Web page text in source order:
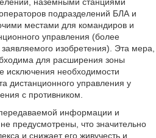
подразделений БЛА и
местами для командиров и
управления (более
изобретения). Эта мера,
для расширения зоны
исключения необходимости
дистанционного управления у
с противником.
информации и
предусмотрены, что значительно
и снижает его живучесть и